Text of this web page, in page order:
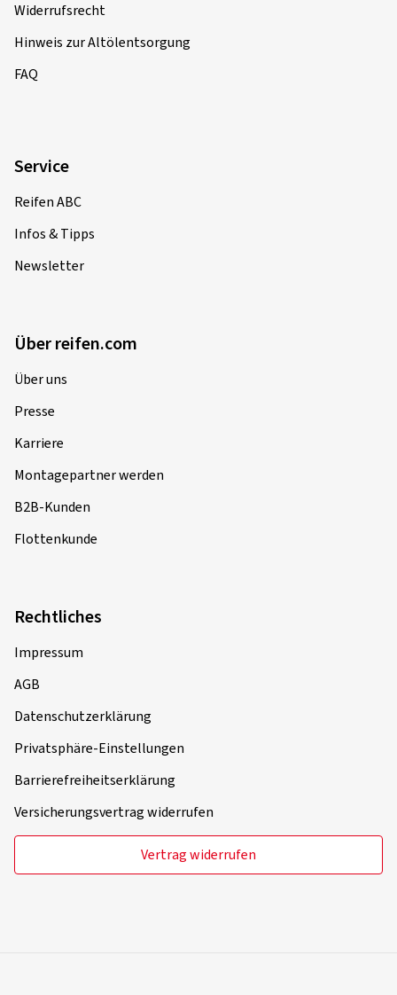
Widerrufsrecht
Hinweis zur Altölentsorgung
FAQ
Service
Reifen ABC
Infos & Tipps
Newsletter
Über reifen.com
Über uns
Presse
Karriere
Montagepartner werden
B2B-Kunden
Flottenkunde
Rechtliches
Impressum
AGB
Datenschutzerklärung
Privatsphäre-Einstellungen
Barrierefreiheitserklärung
Versicherungsvertrag widerrufen
Vertrag widerrufen